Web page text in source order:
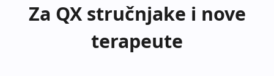
Za QX stručnjake i nove
terapeute